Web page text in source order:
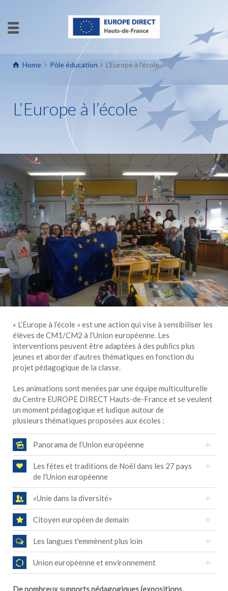
Home Pôle éducation L’Europe à l’école
L’Europe à l’école
« L’Europe à l’école » est une action qui vise à sensibiliser les
élèves de CM1/CM2 à l’Union européenne. Les
interventions peuvent être adaptées à des publics plus
jeunes et aborder d’autres thématiques en fonction du
projet pédagogique de la classe.
Les animations sont menées par une équipe multiculturelle
du Centre EUROPE DIRECT Hauts-de-France et se veulent
un moment pédagogique et ludique autour de
plusieurs thématiques proposées aux écoles :
Panorama de l’Union européenne
Les fêtes et traditions de Noël dans les 27 pays
de l’Union européenne
«Unie dans la diversité»
Citoyen européen de demain
Les langues t'emmènent plus loin
Union européenne et environnement
De nombreux supports pédagogiques (expositions,